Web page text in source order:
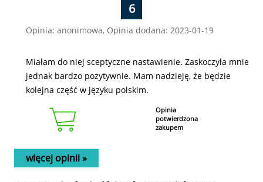
6
Opinia: anonimowa, Opinia dodana: 2023-01-19
Miałam do niej sceptyczne nastawienie. Zaskoczyła mnie
jednak bardzo pozytywnie. Mam nadzieję, że będzie
kolejna część w języku polskim.
Opinia
potwierdzona
zakupem
więcej opinii »